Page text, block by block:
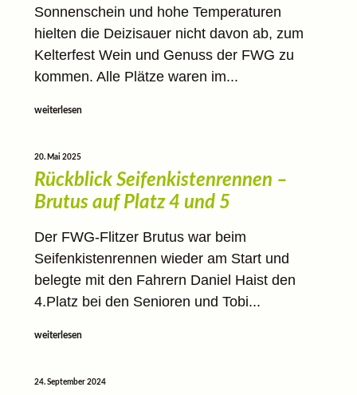
Sonnenschein und hohe Temperaturen
hielten die Deizisauer nicht davon ab, zum
Kelterfest Wein und Genuss der FWG zu
kommen. Alle Plätze waren im...
weiterlesen
20. Mai 2025
Rückblick Seifenkistenrennen –
Brutus auf Platz 4 und 5
Der FWG-Flitzer Brutus war beim
Seifenkistenrennen wieder am Start und
belegte mit den Fahrern Daniel Haist den
4.Platz bei den Senioren und Tobi...
weiterlesen
24. September 2024